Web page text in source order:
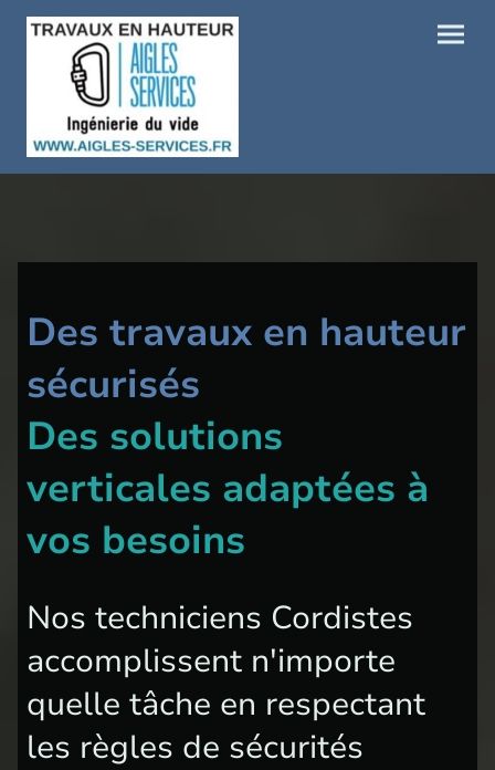
Des travaux en hauteur
sécurisés
Des solutions
verticales adaptées à
vos besoins
Nos techniciens Cordistes
accomplissent n'importe
quelle tâche en respectant
les règles de sécurités